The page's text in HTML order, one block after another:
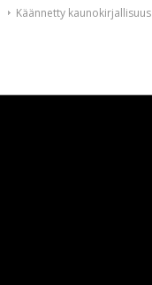
Käännetty kaunokirjallisuus